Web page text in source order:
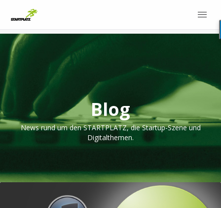
Blog
News rund um den STARTPLATZ, die Startup-Szene und
Digitalthemen.